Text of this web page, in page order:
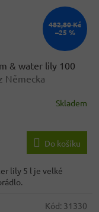
482,80 Kč
–25 %
& water lily 100
Německa
Skladem
Do košíku
lily 5 l je velké
Kód: 31330